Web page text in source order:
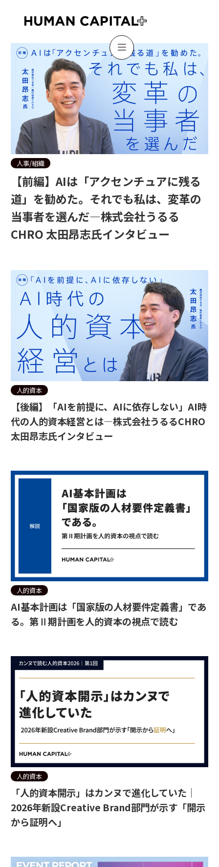

人事/組織
【前編】AIは「アクセンチュアに残る
道」を勧めた。それでも私は、変革の
当事者を選んだ—株式会社うるる
CHRO 太田昂志氏インタビュー
人的資本
【後編】「AIを前提に、AIに依存しない」AI時
代の人的資本経営とは—株式会社うるるCHRO
太田昂志氏インタビュー
人的資本
AI基本計画は「国家版の人材要件定義書」であ
る。第Ⅱ期計画を人的資本の視点で読む
人的資本
「人的資本開示」はカンヌで進化していた｜
2026年新設Creative Brand部門が示す「開示
から証明へ」